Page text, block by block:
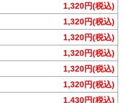
1,320円(税込)
1,320円(税込)
1,320円(税込)
1,320円(税込)
1,320円(税込)
1,320円(税込)
1,430円(税込)